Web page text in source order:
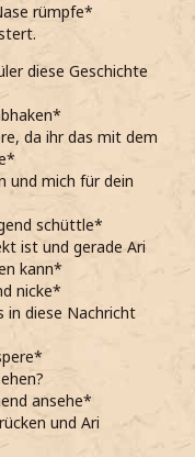
rümpfe*
diese Geschichte
da ihr das mit dem
und mich für dein
schüttle*
ist und gerade Ari
kann*
nicke*
in diese Nachricht
ansehe*
und Ari